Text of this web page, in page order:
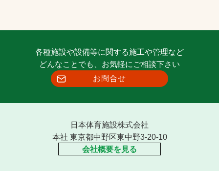
各種施設や設備等に関する施工や管理など
どんなことでも、お気軽にご相談下さい
お問合せ
日本体育施設株式会社
本社 東京都中野区東中野3-20-10
会社概要を見る